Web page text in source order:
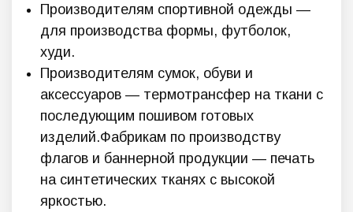
Производителям спортивной одежды —
для производства формы, футболок,
худи.
Производителям сумок, обуви и
аксессуаров — термотрансфер на ткани с
последующим пошивом готовых
изделий.Фабрикам по производству
флагов и баннерной продукции — печать
на синтетических тканях с высокой
яркостью.